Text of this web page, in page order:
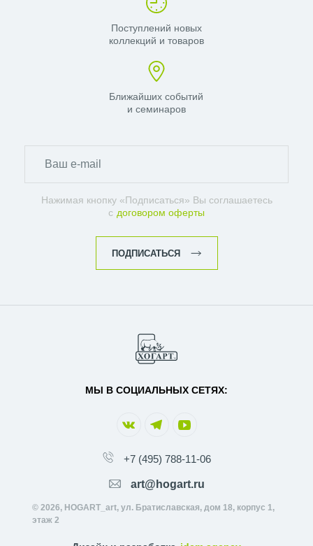
Поступлений новых
коллекций и товаров
Ближайших событий
и семинаров
Нажимая кнопку «Подписаться» Вы соглашаетесь
с договором оферты
ПОДПИСАТЬСЯ
МЫ В СОЦИАЛЬНЫХ СЕТЯХ:
+7 (495) 788-11-06
art@hogart.ru
© 2026, HOGART_art, ул. Братиславская, дом 18, корпус 1,
этаж 2